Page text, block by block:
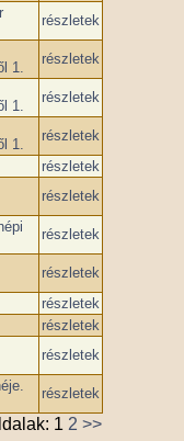
részletek
1.
részletek
1.
részletek
1.
részletek
részletek
részletek
részletek
részletek
részletek
részletek
részletek
részletek
1 2 >>